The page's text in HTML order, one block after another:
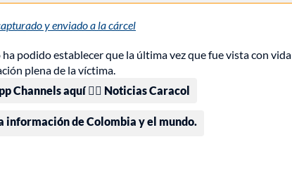
y enviado a la cárcel
podido establecer que la última vez que fue vista con vida
plena de la víctima.
Channels aquí 👉🏻 Noticias Caracol
información de Colombia y el mundo.